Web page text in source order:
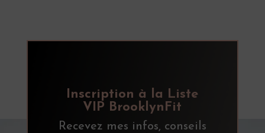
Inscription à la Liste
VIP BrooklynFit
Recevez mes infos, conseils